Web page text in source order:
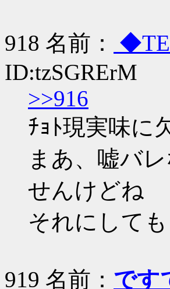
918 名前：
ID:tzSGRErM
>>916
ﾁｮﾄ現実味に
まあ、嘘バ
せんけどね
それにして
919 名前： です